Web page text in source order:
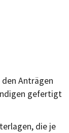
Anträgen
gefertigt
die je